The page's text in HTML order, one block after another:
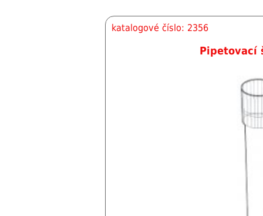
katalogové číslo: 2356
Pipetovací